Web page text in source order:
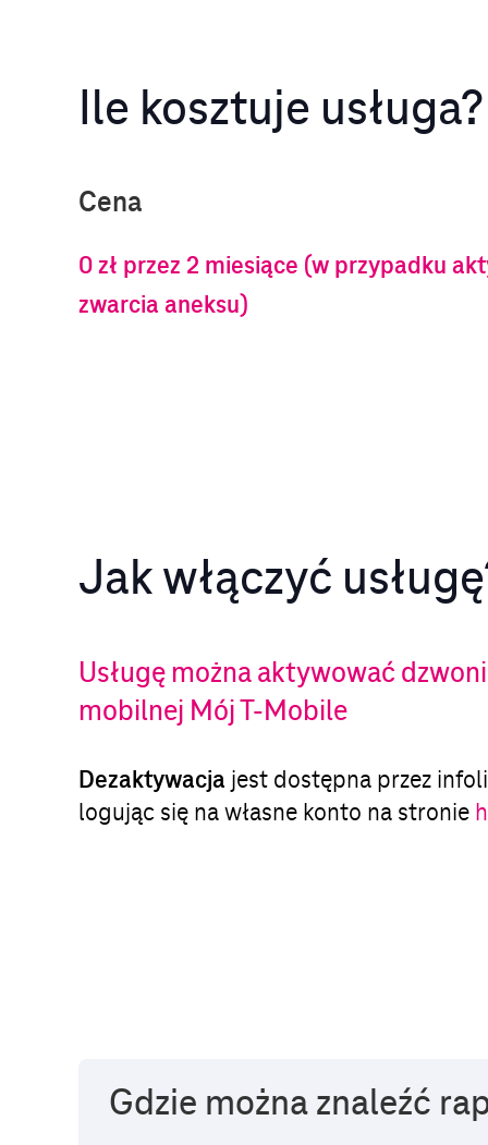
Ile kosztuje usługa?
Cena
0 zł przez 2 miesiące (w przypadku
zwarcia aneksu)
Jak włączyć
Usługę można aktywować
mobilnej Mój T-Mobile
Dezaktywacja jest dostępna przez
logując się na własne konto na stronie
Gdzie można znaleźć